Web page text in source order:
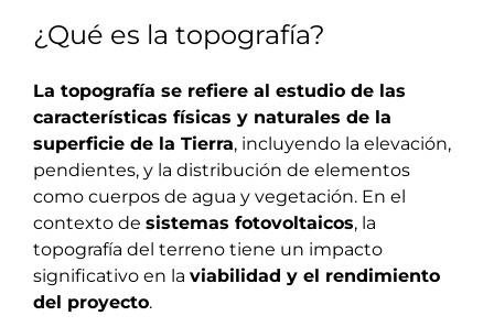
¿Qué es la topografía?
La topografía se refiere al estudio de las
características físicas y naturales de la
superficie de la Tierra, incluyendo la elevación,
pendientes, y la distribución de elementos
como cuerpos de agua y vegetación. En el
contexto de sistemas fotovoltaicos, la
topografía del terreno tiene un impacto
significativo en la viabilidad y el rendimiento
del proyecto.